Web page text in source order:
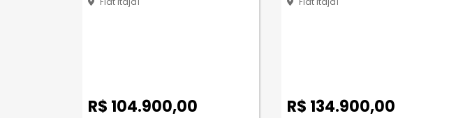
R$ 104.900,00 R$ 134.900,00